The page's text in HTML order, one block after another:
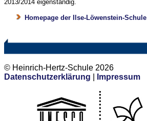
2013/2014 eigenständig.
Homepage der Ilse-Löwenstein-Schule
© Heinrich-Hertz-Schule 2026
Datenschutzerklärung
Impressum